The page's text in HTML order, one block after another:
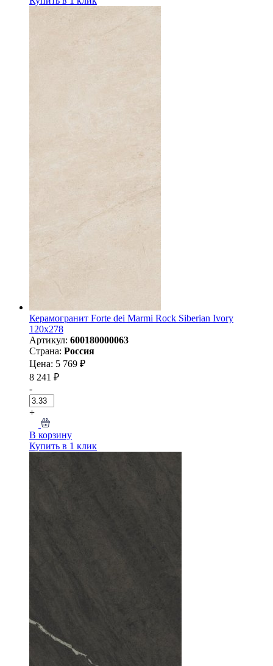
Керамогранит Forte dei Marmi Rock Siberian Ivory
120x278
Артикул: 600180000063
Страна: Россия
Цена: 5 769 ₽
8 241 ₽
-
+
В корзину
Купить в 1 клик